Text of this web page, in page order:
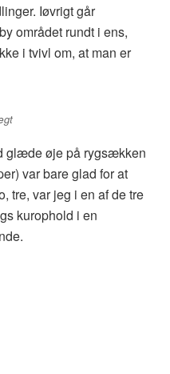
Iøvrigt går
området rundt i ens,
i tvivl om, at man er
glæde øje på rygsækken
var bare glad for at
tre, var jeg i en af de tre
kurophold i en